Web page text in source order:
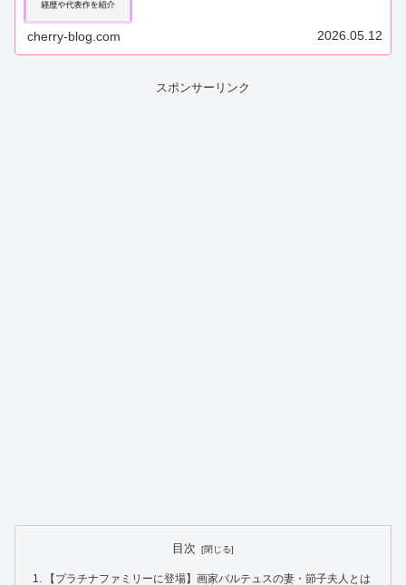
cherry-blog.com 2026.05.12
スポンサーリンク
目次
【プラチナファミリーに登場】画家バルテュスの妻・節子夫人とは